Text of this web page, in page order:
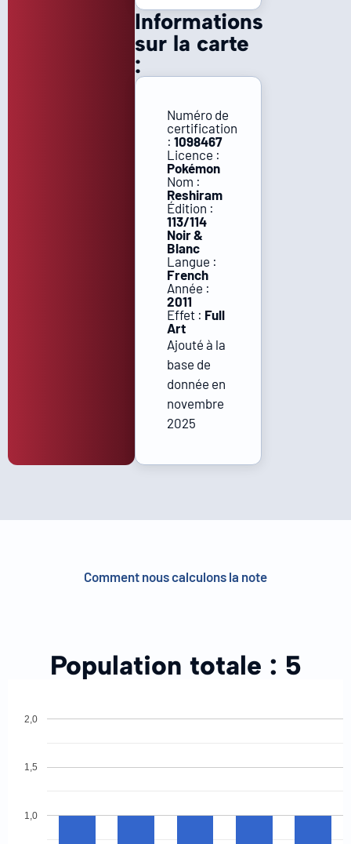
Informations
sur la carte
:
Numéro de
certification
: 1098467
Licence :
Pokémon
Nom :
Reshiram
Édition :
113/114
Noir &
Blanc
Langue :
French
Année :
2011
Effet : Full
Art
Ajouté à la
base de
donnée en
novembre
2025
Comment nous calculons la note
Population totale : 5
1,0
1,5
2,0